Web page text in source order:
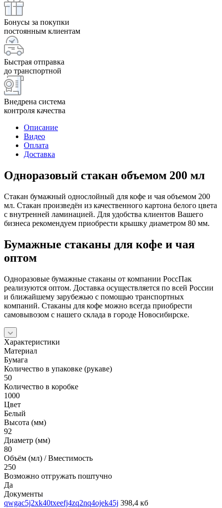
Бонусы за покупки
постоянным клиентам
Быстрая отправка
до транспортной
Внедрена система
контроля качества
Описание
Видео
Оплата
Доставка
Одноразовый стакан объемом 200 мл
Стакан бумажный однослойный для кофе и чая объемом 200
мл. Стакан произведён из качественного картона белого цвета
с внутренней ламинацией. Для удобства клиентов Вашего
бизнеса рекомендуем приобрести крышку диаметром 80 мм.
Бумажные стаканы для кофе и чая
оптом
Одноразовые бумажные стаканы от компании РоссПак
реализуются оптом. Доставка осуществляется по всей России
и ближайшему зарубежью с помощью транспортных
компаний. Стаканы для кофе можно всегда приобрести
самовывозом с нашего склада в городе Новосибирске.
Характеристики
Материал
Бумага
Количество в упаковке (рукаве)
50
Количество в коробке
1000
Цвет
Белый
Высота (мм)
92
Диаметр (мм)
80
Объём (мл) / Вместимость
250
Возможно отгружать поштучно
Да
Документы
qwgac5j2xk40txeefj4zq2nq4ojek45j 398,4 кб